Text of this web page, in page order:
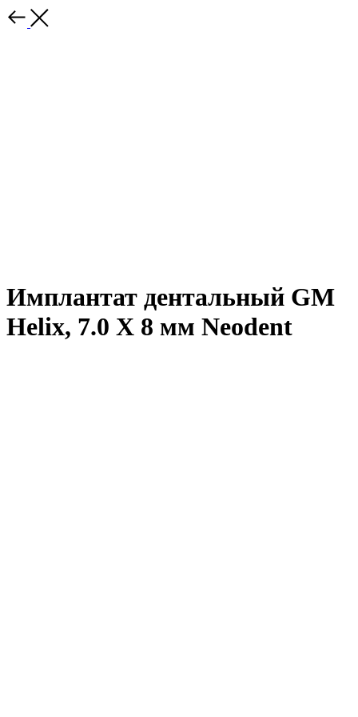
Имплантат дентальный GM
Helix, 7.0 X 8 мм Neodent